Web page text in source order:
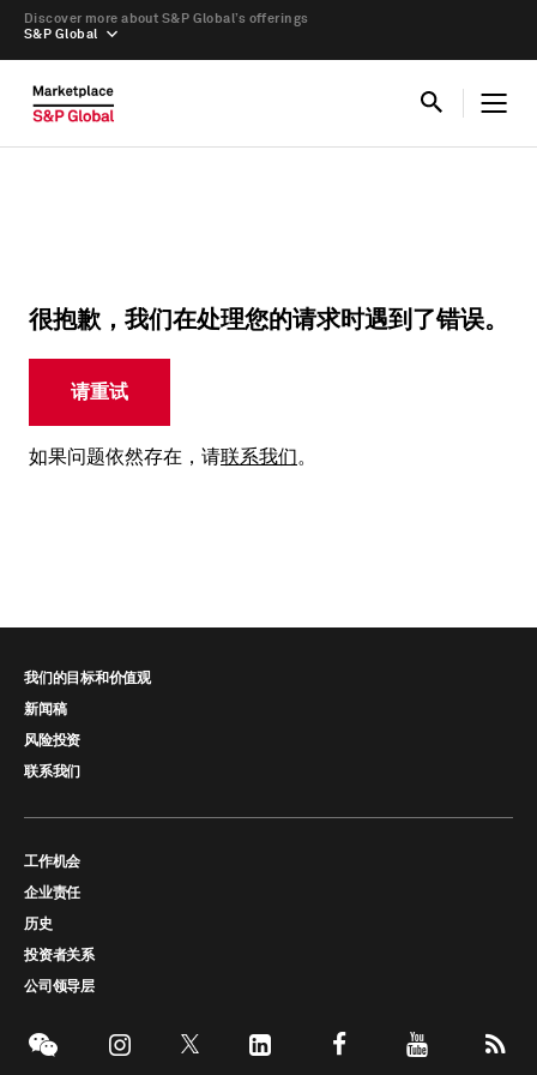
S&P Global
Discover more about S&P Global’s offerings
很抱歉，我们在处理您的请求时遇到了错误。
请重试
如果问题依然存在，请联系我们。
我们的目标和价值观
新闻稿
风险投资
联系我们
工作机会
企业责任
历史
投资者关系
公司领导层